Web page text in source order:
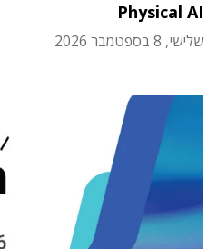
Physical AI
שלישי, 8 בספטמבר 2026